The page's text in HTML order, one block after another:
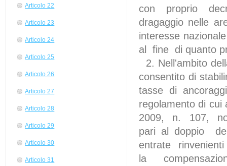
Articolo 22
Articolo 23
Articolo 24
Articolo 25
Articolo 26
Articolo 27
Articolo 28
Articolo 29
Articolo 30
Articolo 31
con proprio
dragaggio nelle
interesse
al fine di quanto
2. Nell'ambito
consentito di
tasse di
regolamento di
2009, n. 107,
pari al doppio
entrate
la